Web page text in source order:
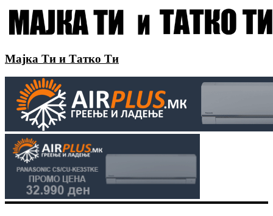
Мајка Ти и Татко Ти